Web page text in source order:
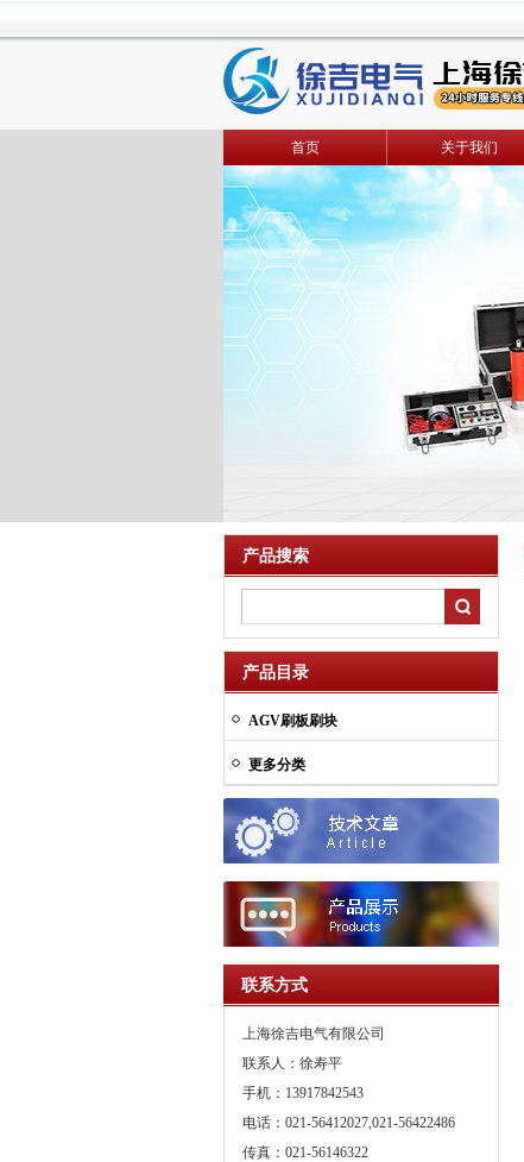
首页 关于我们
产品搜索
产品目录
AGV刷板刷块
更多分类
联系方式
上海徐吉电气有限公司
联系人：徐寿平
手机：13917842543
电话：021-56412027,021-56422486
传真：021-56146322